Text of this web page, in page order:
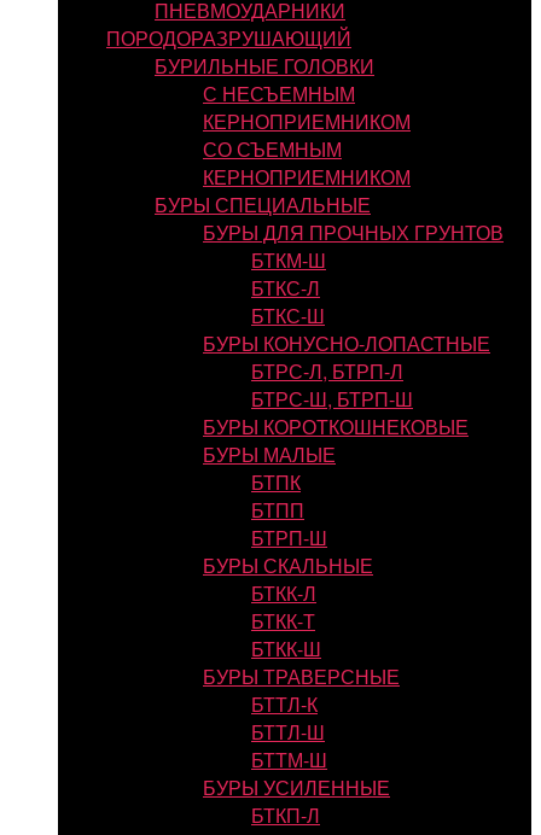
ПНЕВМОУДАРНИКИ
ПОРОДОРАЗРУШАЮЩИЙ
БУРИЛЬНЫЕ ГОЛОВКИ
С НЕСЪЕМНЫМ
КЕРНОПРИЕМНИКОМ
СО СЪЕМНЫМ
КЕРНОПРИЕМНИКОМ
БУРЫ СПЕЦИАЛЬНЫЕ
БУРЫ ДЛЯ ПРОЧНЫХ ГРУНТОВ
БТКМ-Ш
БТКС-Л
БТКС-Ш
БУРЫ КОНУСНО-ЛОПАСТНЫЕ
БТРС-Л, БТРП-Л
БТРС-Ш, БТРП-Ш
БУРЫ КОРОТКОШНЕКОВЫЕ
БУРЫ МАЛЫЕ
БТПК
БТПП
БТРП-Ш
БУРЫ СКАЛЬНЫЕ
БТКК-Л
БТКК-Т
БТКК-Ш
БУРЫ ТРАВЕРСНЫЕ
БТТЛ-К
БТТЛ-Ш
БТТМ-Ш
БУРЫ УСИЛЕННЫЕ
БТКП-Л